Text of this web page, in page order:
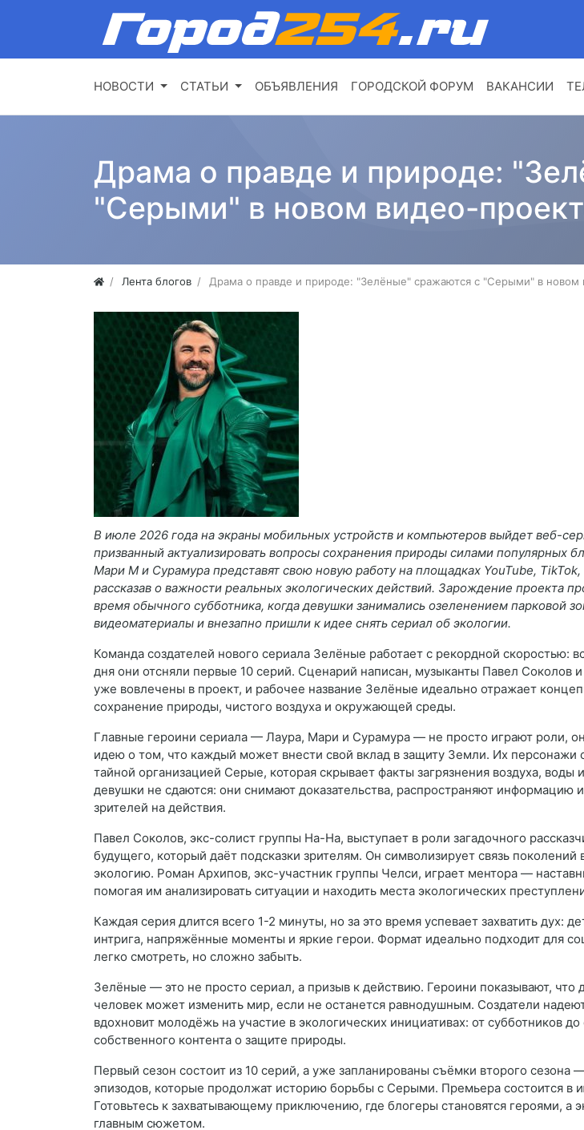
НОВОСТИ СТАТЬИ ОБЪЯВЛЕНИЯ ГОРОДСКОЙ ФОРУМ ВАКАНСИИ
Драма о правде и природе:
"Серыми" в новом видео-
Лента блогов Драма о правде и природе: "Зелёные" сражаются с "Серыми" в новом
В июле 2026 года на экраны мобильных устройств и компьютеров выйдет веб-
призванный актуализировать вопросы сохранения природы силами популярных
Мари М и Сурамура представят свою новую работу на площадках YouTube, TikTok,
рассказав о важности реальных экологических действий. Зарождение проекта
время обычного субботника, когда девушки занимались озеленением парковой
видеоматериалы и внезапно пришли к идее снять сериал об экологии.
Команда создателей нового сериала Зелёные работает с рекордной скоростью:
дня они отсняли первые 10 серий. Сценарий написан, музыканты Павел Соколов
уже вовлечены в проект, и рабочее название Зелёные идеально отражает
сохранение природы, чистого воздуха и окружающей среды.
Главные героини сериала — Лаура, Мари и Сурамура — не просто играют роли,
идею о том, что каждый может внести свой вклад в защиту Земли. Их персонажи
тайной организацией Серые, которая скрывает факты загрязнения воздуха, воды
девушки не сдаются: они снимают доказательства, распространяют информацию
зрителей на действия.
Павел Соколов, экс-солист группы На-На, выступает в роли загадочного
будущего, который даёт подсказки зрителям. Он символизирует связь поколений
экологию. Роман Архипов, экс-участник группы Челси, играет ментора —
помогая им анализировать ситуации и находить места экологических
Каждая серия длится всего 1-2 минуты, но за это время успевает захватить дух:
интрига, напряжённые моменты и яркие герои. Формат идеально подходит для
легко смотреть, но сложно забыть.
Зелёные — это не просто сериал, а призыв к действию. Героини показывают, что
человек может изменить мир, если не останется равнодушным. Создатели
вдохновит молодёжь на участие в экологических инициативах: от субботников до
собственного контента о защите природы.
Первый сезон состоит из 10 серий, а уже запланированы съёмки второго сезона
эпизодов, которые продолжат историю борьбы с Серыми. Премьера состоится в
Готовьтесь к захватывающему приключению, где блогеры становятся героями, а
главным сюжетом.